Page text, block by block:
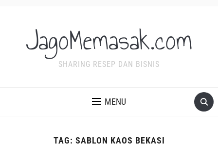
JagoMemasak.com
SHARING RESEP DAN BISNIS
MENU
TAG: SABLON KAOS BEKASI